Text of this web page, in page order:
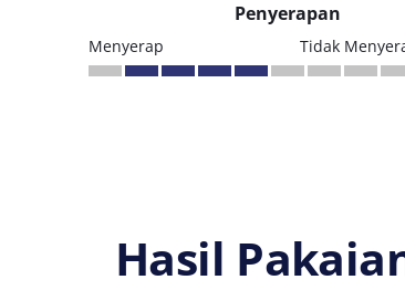
Penyerapan
Menyerap Tidak
Hasil